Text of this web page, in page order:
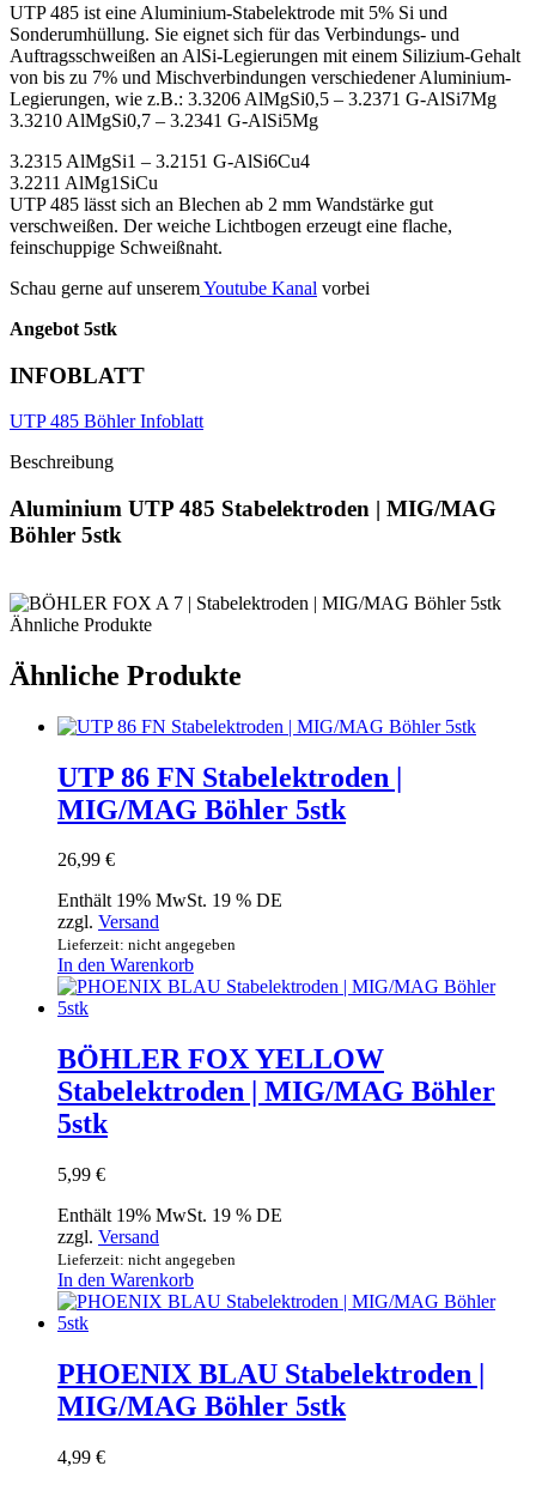
UTP 485 ist eine Aluminium-Stabelektrode mit 5% Si und
Sonderumhüllung. Sie eignet sich für das Verbindungs- und
Auftragsschweißen an AlSi-Legierungen mit einem Silizium-Gehalt
von bis zu 7% und Mischverbindungen verschiedener Aluminium-
Legierungen, wie z.B.: 3.3206 AlMgSi0,5 – 3.2371 G-AlSi7Mg
3.3210 AlMgSi0,7 – 3.2341 G-AlSi5Mg
3.2315 AlMgSi1 – 3.2151 G-AlSi6Cu4
3.2211 AlMg1SiCu
UTP 485 lässt sich an Blechen ab 2 mm Wandstärke gut
verschweißen. Der weiche Lichtbogen erzeugt eine flache,
feinschuppige Schweißnaht.
Schau gerne auf unseremYoutube Kanal vorbei
Angebot 5stk
INFOBLATT
UTP 485 Böhler Infoblatt
Beschreibung
Aluminium UTP 485 Stabelektroden | MIG/MAG
Böhler 5stk
Ähnliche Produkte
Ähnliche Produkte
UTP 86 FN Stabelektroden |
MIG/MAG Böhler 5stk
26,99 €
Enthält 19% MwSt. 19 % DE
zzgl. Versand
Lieferzeit: nicht angegeben
In den Warenkorb
BÖHLER FOX YELLOW
Stabelektroden | MIG/MAG Böhler
5stk
5,99 €
Enthält 19% MwSt. 19 % DE
zzgl. Versand
Lieferzeit: nicht angegeben
In den Warenkorb
PHOENIX BLAU Stabelektroden |
MIG/MAG Böhler 5stk
4,99 €